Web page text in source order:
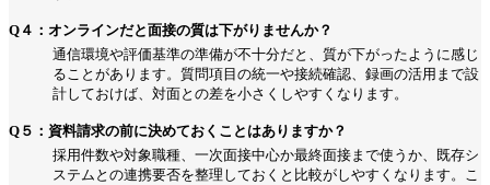
Q４：オンラインだと面接の質は下がりませんか？
通信環境や評価基準の準備が不十分だと、質が下がったように感じ
ることがあります。質問項目の統一や接続確認、録画の活用まで設
計しておけば、対面との差を小さくしやすくなります。
Q５：資料請求の前に決めておくことはありますか？
採用件数や対象職種、一次面接中心か最終面接まで使うか、既存シ
ステムとの連携要否を整理しておくと比較がしやすくなります。こ